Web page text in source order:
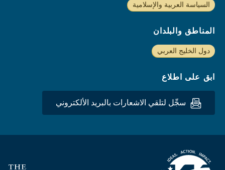
السياسة العربية والإسلامية
المناطق والبلدان
دول الخليج العربي
ابق على اطلاع
سجِّل لتلقي الاشعارات بالبريد الألكتروني